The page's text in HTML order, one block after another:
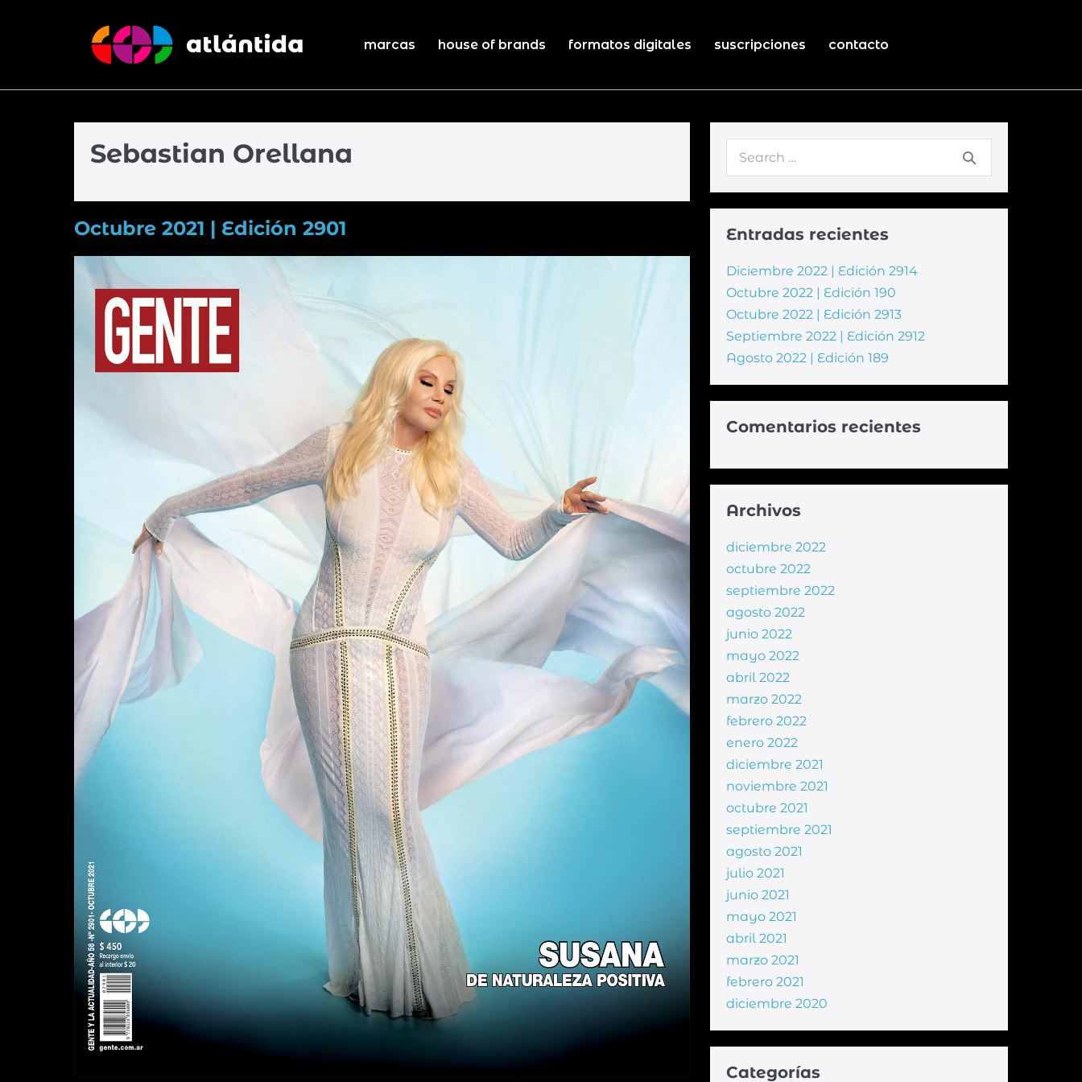
marcas house of brands formatos digitales suscripciones contacto
Sebastian Orellana
Octubre 2021 | Edición 2901 Entradas recientes
Diciembre 2022 | Edición 2914
Octubre 2022 | Edición 190
Octubre 2022 | Edición 2913
Septiembre 2022 | Edición 2912
Agosto 2022 | Edición 189
Comentarios recientes
Archivos
diciembre 2022
octubre 2022
septiembre 2022
agosto 2022
junio 2022
mayo 2022
abril 2022
marzo 2022
febrero 2022
enero 2022
diciembre 2021
noviembre 2021
octubre 2021
septiembre 2021
agosto 2021
julio 2021
junio 2021
mayo 2021
abril 2021
marzo 2021
febrero 2021
diciembre 2020
Categorías